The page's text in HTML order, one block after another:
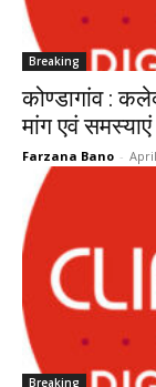
Breaking
कोण्डागांव :
मांग एवं समस्याएं
Farzana Bano -
Breaking